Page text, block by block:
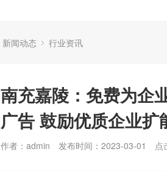
新闻动态 行业资讯
南充嘉陵：免费为企
广告 鼓励优质企业扩
作者：admin 发布时间：2023-03-01 点